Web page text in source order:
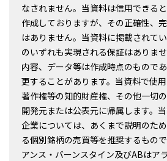
なされません。当資料は信用できる
作成しておりますが、その正確性、
はありません。当資料に掲載されて
のいずれも実現される保証はありま
内容、データ等は作成時点のもので
更することがあります。当資料で使
著作権等の知的財産権、その他一切
開発元または公表元に帰属します。
企業については、あくまで説明のた
る個別銘柄の売買等を推奨するもの
アンス・バーンスタイン及びABはア